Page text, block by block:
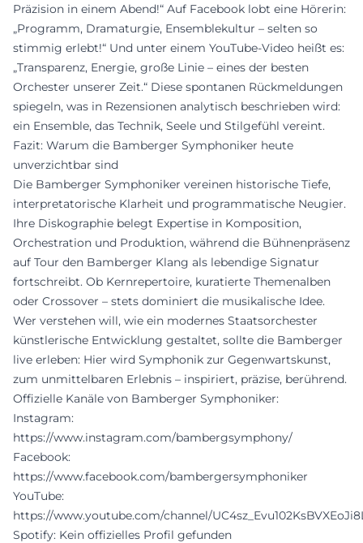
Präzision in einem Abend!“ Auf Facebook lobt eine Hörerin:
„Programm, Dramaturgie, Ensemblekultur – selten so
stimmig erlebt!“ Und unter einem YouTube-Video heißt es:
„Transparenz, Energie, große Linie – eines der besten
Orchester unserer Zeit.“ Diese spontanen Rückmeldungen
spiegeln, was in Rezensionen analytisch beschrieben wird:
ein Ensemble, das Technik, Seele und Stilgefühl vereint.
Fazit: Warum die Bamberger Symphoniker heute
unverzichtbar sind
Die Bamberger Symphoniker vereinen historische Tiefe,
interpretatorische Klarheit und programmatische Neugier.
Ihre Diskographie belegt Expertise in Komposition,
Orchestration und Produktion, während die Bühnenpräsenz
auf Tour den Bamberger Klang als lebendige Signatur
fortschreibt. Ob Kernrepertoire, kuratierte Themenalben
oder Crossover – stets dominiert die musikalische Idee.
Wer verstehen will, wie ein modernes Staatsorchester
künstlerische Entwicklung gestaltet, sollte die Bamberger
live erleben: Hier wird Symphonik zur Gegenwartskunst,
zum unmittelbaren Erlebnis – inspiriert, präzise, berührend.
Offizielle Kanäle von Bamberger Symphoniker:
Instagram:
https://www.instagram.com/bambergsymphony/
Facebook:
https://www.facebook.com/bambergersymphoniker
YouTube:
https://www.youtube.com/channel/
Spotify: Kein offizielles Profil gefunden